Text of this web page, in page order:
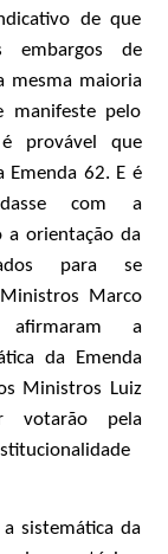
de que
embargos de
mesma maioria
pelo
provável que
Emenda 62. E é
com a
a orientação da
para se
Marco
afirmaram a
da Emenda
Ministros Luiz
votarão pela
sistemática da